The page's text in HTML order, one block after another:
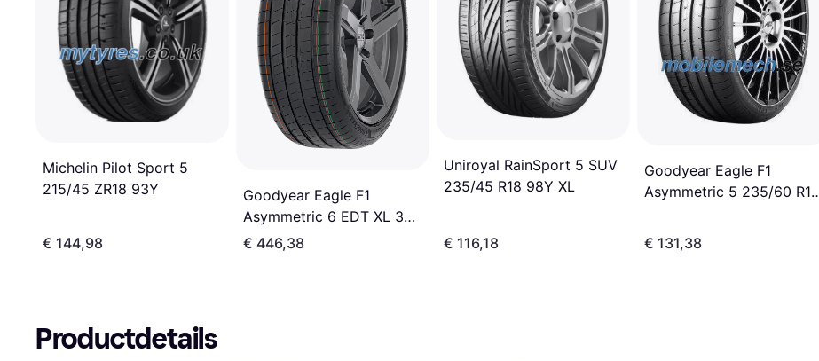
Michelin Pilot Sport 5
215/45 ZR18 93Y
€ 144,98
Goodyear Eagle F1
Asymmetric 6 EDT XL 325
30 R23
€ 446,38
Uniroyal RainSport 5 SUV
235/45 R18 98Y XL
€ 116,18
Goodyear Eagle F1
Asymmetric 5 235/60 R18
€ 131,38
Productdetails